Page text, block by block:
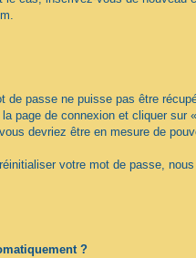
de passe ne puisse pas être
page de connexion et cliquer sur
devriez être en mesure de
votre mot de passe,
?